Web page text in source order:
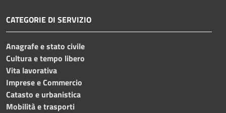
CATEGORIE DI SERVIZIO
Anagrafe e stato civile
Cultura e tempo libero
Vita lavorativa
Imprese e Commercio
Catasto e urbanistica
Mobilità e trasporti